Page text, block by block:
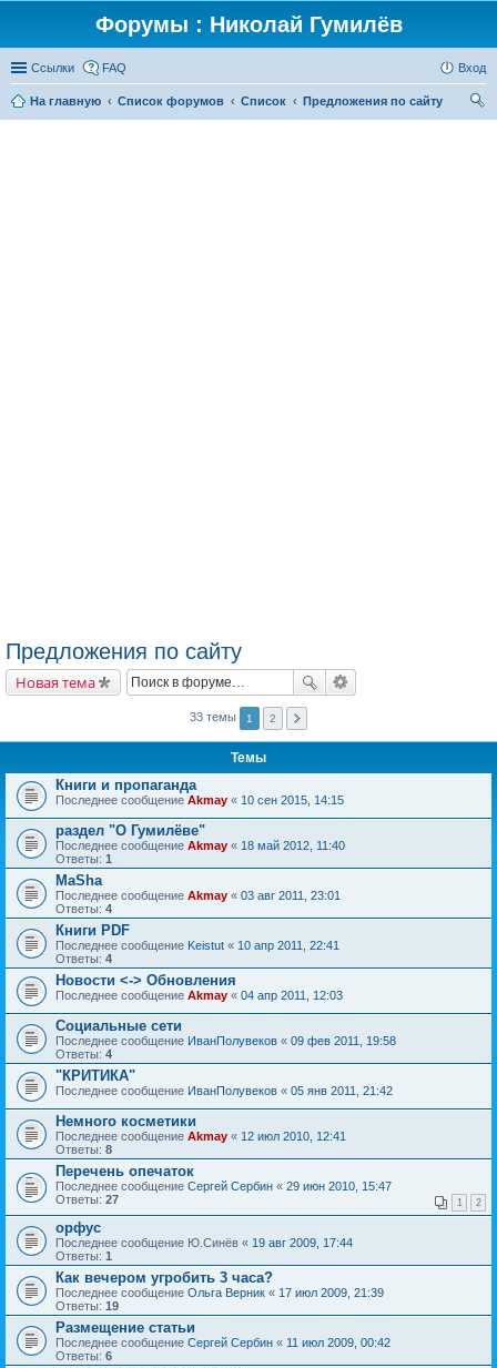
Форумы : Николай Гумилёв
Ссылки FAQ Вход
На главную Список форумов Список
Предложения по сайту
Предложения по сайту
Новая тема
33 темы 1 2
Темы
Книги и пропаганда
Последнее сообщение Akmay « 10 сен 2015, 14:15
раздел "О Гумилёве"
Последнее сообщение Akmay « 18 май 2012, 11:40
Ответы: 1
MaSha
Последнее сообщение Akmay « 03 авг 2011, 23:01
Ответы: 4
Книги PDF
Последнее сообщение Keistut « 10 апр 2011, 22:41
Ответы: 4
Новости <-> Обновления
Последнее сообщение Akmay « 04 апр 2011, 12:03
Социальные сети
Последнее сообщение ИванПолувеков « 09 фев 2011, 19:58
Ответы: 4
"КРИТИКА"
Последнее сообщение ИванПолувеков « 05 янв 2011, 21:42
Немного косметики
Последнее сообщение Akmay « 12 июл 2010, 12:41
Ответы: 8
Перечень опечаток
Последнее сообщение Сергей Сербин « 29 июн 2010, 15:47
Ответы: 27 1 2
орфус
Последнее сообщение Ю.Синёв « 19 авг 2009, 17:44
Ответы: 1
Как вечером угробить 3 часа?
Последнее сообщение Ольга Верник « 17 июл 2009, 21:39
Ответы: 19
Размещение статьи
Последнее сообщение Сергей Сербин « 11 июл 2009, 00:42
Ответы: 6